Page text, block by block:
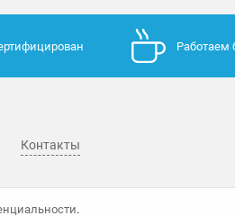
.
Работаем
Контакты